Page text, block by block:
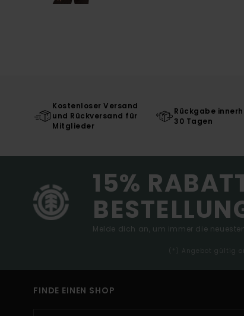
Kostenloser Versand
und Rückversand für
Mitglieder
Rückgabe
30 Tagen
15%
Melde dich an, um immer die
(*) Angebot gültig
FINDE EINEN SHOP